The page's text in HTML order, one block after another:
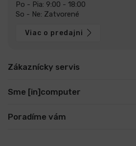
Po - Pia: 9:00 - 18:00
So - Ne: Zatvorené
Viac o predajni
Zákaznícky servis
Sme [in]computer
Poradíme vám